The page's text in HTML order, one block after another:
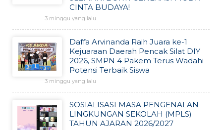
CINTA BUDAYA!
3 minggu yang lalu
Daffa Arvinanda Raih Juara ke-1
Kejuaraan Daerah Pencak Silat DIY
2026, SMPN 4 Pakem Terus Wadahi
Potensi Terbaik Siswa
3 minggu yang lalu
SOSIALISASI MASA PENGENALAN
LINGKUNGAN SEKOLAH (MPLS)
TAHUN AJARAN 2026/2027